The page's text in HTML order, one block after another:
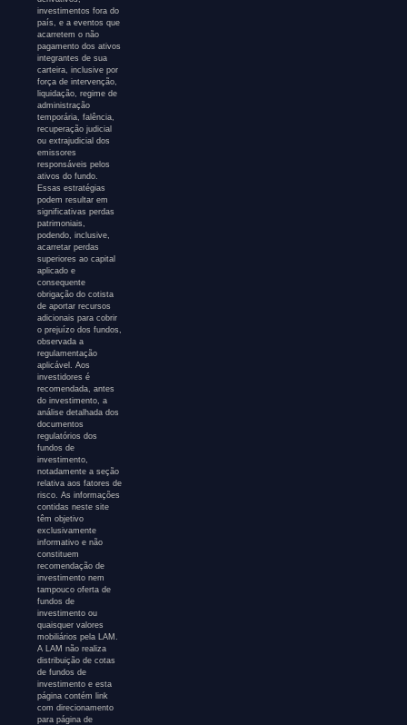
investimentos fora do
país, e a eventos que
acarretem o não
pagamento dos ativos
integrantes de sua
carteira, inclusive por
força de intervenção,
liquidação, regime de
administração
temporária, falência,
recuperação judicial
ou extrajudicial dos
emissores
responsáveis pelos
ativos do fundo.
Essas estratégias
podem resultar em
significativas perdas
patrimoniais,
podendo, inclusive,
acarretar perdas
superiores ao capital
aplicado e
consequente
obrigação do cotista
de aportar recursos
adicionais para cobrir
o prejuízo dos fundos,
observada a
regulamentação
aplicável. Aos
investidores é
recomendada, antes
do investimento, a
análise detalhada dos
documentos
regulatórios dos
fundos de
investimento,
notadamente a seção
relativa aos fatores de
risco. As informações
contidas neste site
têm objetivo
exclusivamente
informativo e não
constituem
recomendação de
investimento nem
tampouco oferta de
fundos de
investimento ou
quaisquer valores
mobiliários pela LAM.
A LAM não realiza
distribuição de cotas
de fundos de
investimento e esta
página contém link
com direcionamento
para página de